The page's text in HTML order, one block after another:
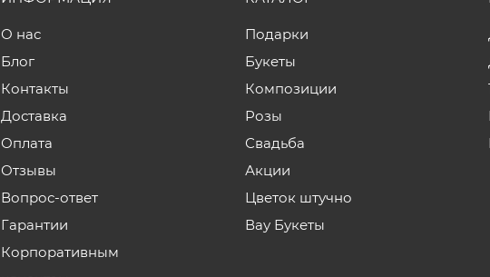
О нас
Блог
Контакты
Доставка
Оплата
Отзывы
Вопрос-ответ
Гарантии
Корпоративным
Подарки
Букеты
Композиции
Розы
Свадьба
Акции
Цветок штучно
Вау Букеты